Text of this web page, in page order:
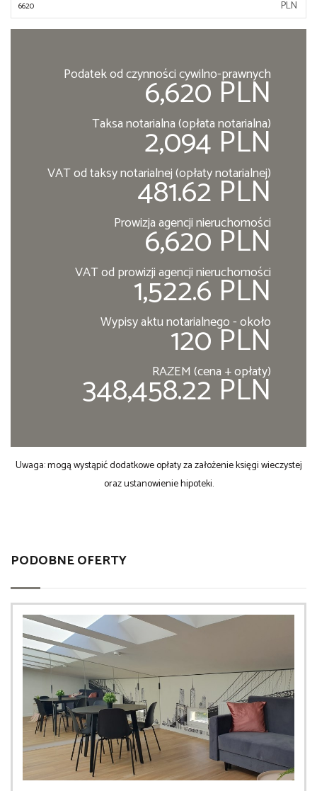
PLN
Podatek od czynności cywilno-prawnych
6,620 PLN
Taksa notarialna (opłata notarialna)
2,094 PLN
VAT od taksy notarialnej (opłaty notarialnej)
481.62 PLN
Prowizja agencji nieruchomości
6,620 PLN
VAT od prowizji agencji nieruchomości
1,522.6 PLN
Wypisy aktu notarialnego - około
120 PLN
RAZEM (cena + opłaty)
348,458.22 PLN
Uwaga: mogą wystąpić dodatkowe opłaty za założenie księgi wieczystej
oraz ustanowienie hipoteki.
PODOBNE OFERTY